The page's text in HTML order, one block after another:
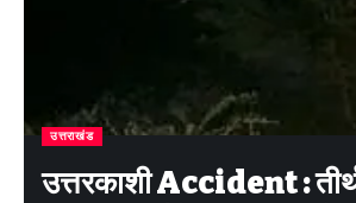
उत्तराखंड
उत्तरकाशी Accident : तीर्थ